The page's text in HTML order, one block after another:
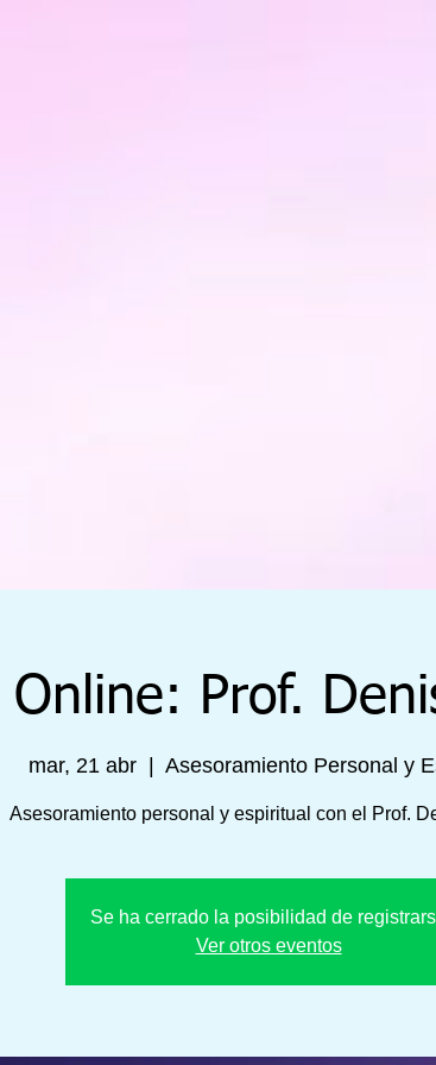
Online: Prof.
mar, 21 abr Asesoramiento Personal y
Asesoramiento personal y espiritual con el Prof.
Se ha cerrado la posibilidad de
Ver otros eventos